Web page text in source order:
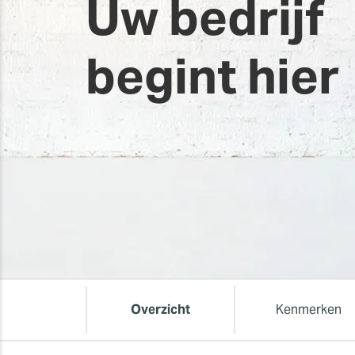
Hoewel we deze oplossing niet meer
Ga voor meer informatie over onze
Uw bedrijf
begint hier
Overzicht Kenmerken